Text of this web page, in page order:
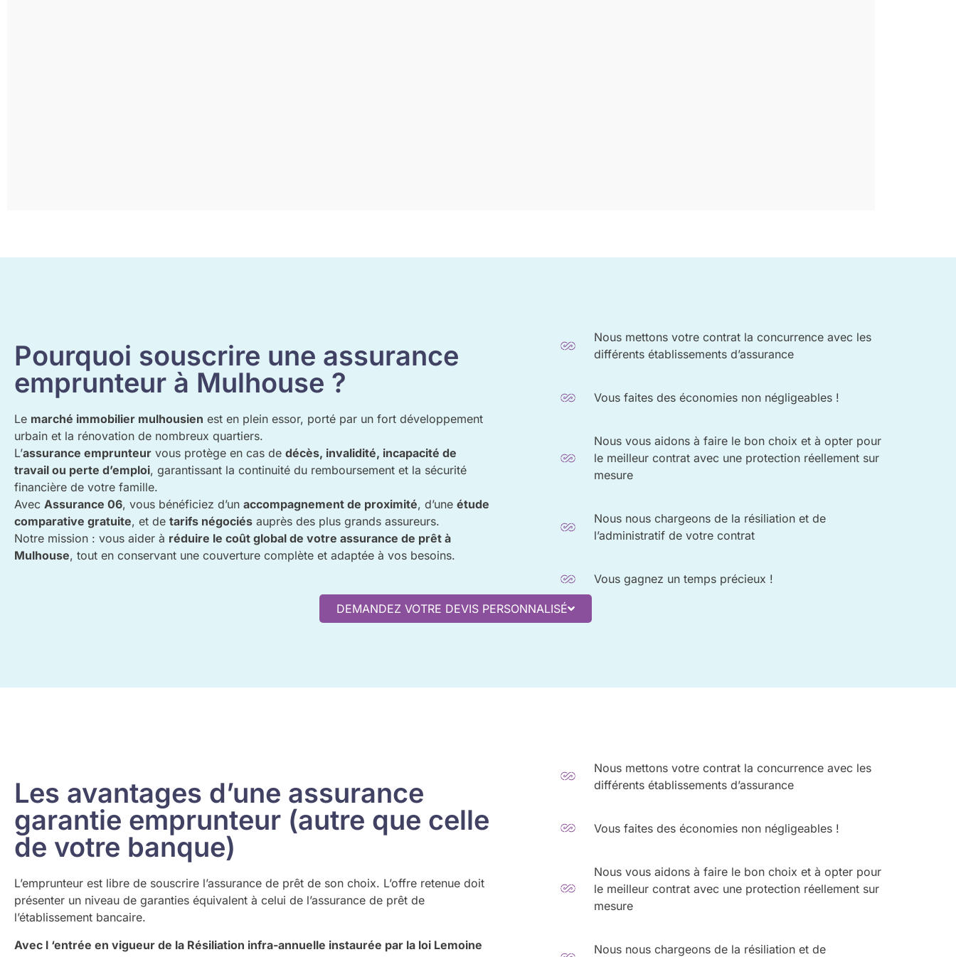
Pourquoi souscrire une assurance
emprunteur à Mulhouse ?
Le marché immobilier mulhousien est en plein essor, porté par un fort développement
urbain et la rénovation de nombreux quartiers.
L’assurance emprunteur vous protège en cas de décès, invalidité, incapacité de
travail ou perte d’emploi, garantissant la continuité du remboursement et la sécurité
financière de votre famille.
Avec Assurance 06, vous bénéficiez d’un accompagnement de proximité, d’une étude
comparative gratuite, et de tarifs négociés auprès des plus grands assureurs.
Notre mission : vous aider à réduire le coût global de votre assurance de prêt à
Mulhouse, tout en conservant une couverture complète et adaptée à vos besoins.
Nous mettons votre contrat la concurrence avec les
différents établissements d’assurance
Vous faites des économies non négligeables !
Nous vous aidons à faire le bon choix et à opter pour
le meilleur contrat avec une protection réellement sur
mesure
Nous nous chargeons de la résiliation et de
l’administratif de votre contrat
Vous gagnez un temps précieux !
DEMANDEZ VOTRE DEVIS PERSONNALISÉ
Les avantages d’une assurance
garantie emprunteur (autre que celle
de votre banque)
L’emprunteur est libre de souscrire l’assurance de prêt de son choix. L’offre retenue doit
présenter un niveau de garanties équivalent à celui de l’assurance de prêt de
l’établissement bancaire.
Avec l ‘entrée en vigueur de la Résiliation infra-annuelle instaurée par la loi Lemoine
Nous mettons votre contrat la concurrence avec les
différents établissements d’assurance
Vous faites des économies non négligeables !
Nous vous aidons à faire le bon choix et à opter pour
le meilleur contrat avec une protection réellement sur
mesure
Nous nous chargeons de la résiliation et de